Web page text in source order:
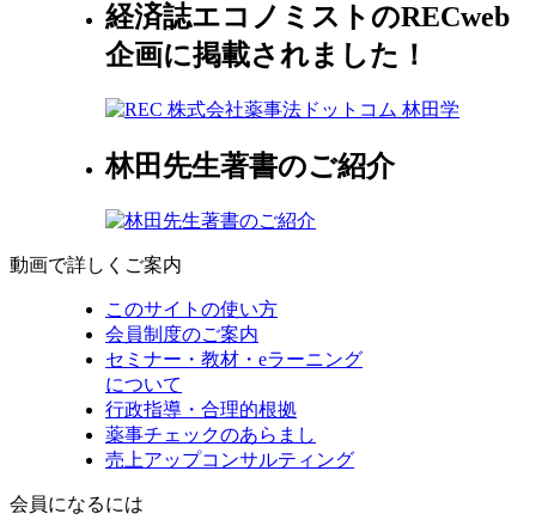
経済誌エコノミストのRECweb
企画に掲載されました！
林田先生著書のご紹介
動画で詳しくご案内
このサイトの使い方
会員制度のご案内
セミナー・教材・eラーニング
について
行政指導・合理的根拠
薬事チェックのあらまし
売上アップコンサルティング
会員になるには